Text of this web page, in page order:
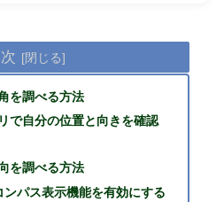
を調べる方法
で自分の位置と向きを確認
を調べる方法
パス表示機能を有効にする